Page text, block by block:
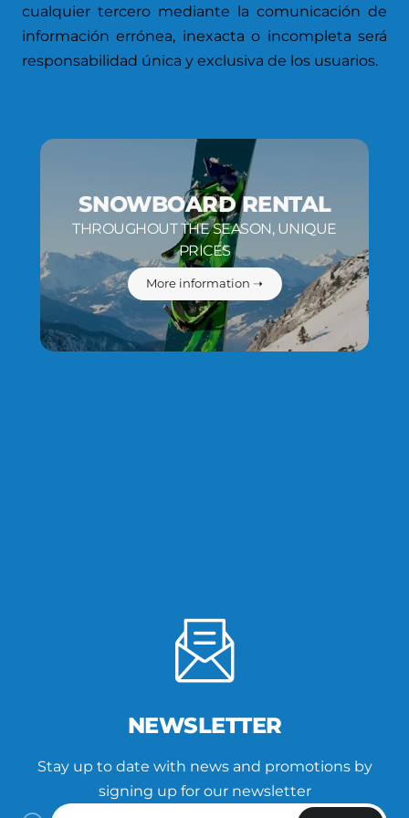
cualquier tercero mediante la comunicación de
información errónea, inexacta o incompleta será
responsabilidad única y exclusiva de los usuarios.
SNOWBOARD RENTAL
THROUGHOUT THE SEASON, UNIQUE
PRICES
More information ➝
NEWSLETTER
Stay up to date with news and promotions by
signing up for our newsletter
Enter